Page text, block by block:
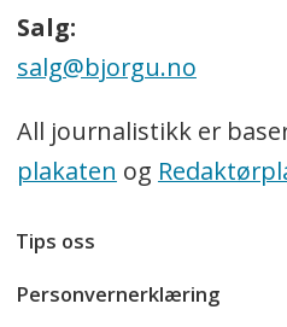
Salg:
salg@bjorgu.no
All journalistikk er
plakaten og
Tips oss
Personvernerklæring